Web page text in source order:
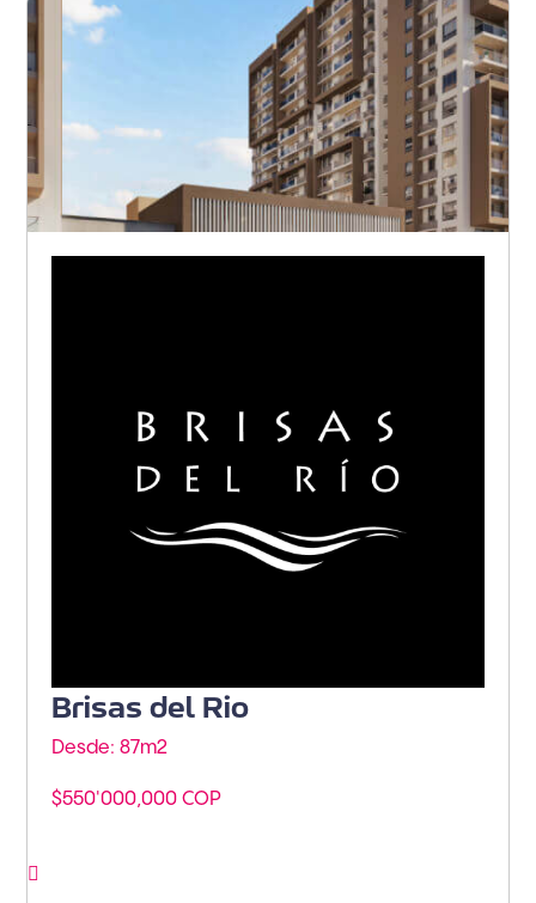
Brisas del Rio
Desde: 87m2
$550'000,000 COP